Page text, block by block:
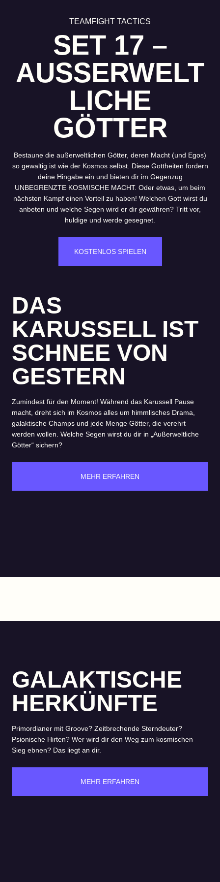
TEAMFIGHT TACTICS
SET 17 –
AUSSERWELTL
ICHE G
ÖTTER
Bestaune die außerweltlichen Götter, deren Macht (und Egos)
so gewaltig ist wie der Kosmos selbst. Diese Gottheiten fordern
deine Hingabe ein und bieten dir im Gegenzug
UNBEGRENZTE KOSMISCHE MACHT. Oder etwas, um beim
nächsten Kampf einen Vorteil zu haben! Welchen Gott wirst du
anbeten und welche Segen wird er dir gewähren? Tritt vor,
huldige und werde gesegnet.
KOSTENLOS SPIELEN
DAS
KARUSSELL IST
SCHNEE VON
GESTERN
Zumindest für den Moment! Während das Karussell Pause
macht, dreht sich im Kosmos alles um himmlisches Drama,
galaktische Champs und jede Menge Götter, die verehrt
werden wollen. Welche Segen wirst du dir in „Außerweltliche
Götter“ sichern?
MEHR ERFAHREN
GALAKTISCHE
HERKÜNFTE
Primordianer mit Groove? Zeitbrechende Sterndeuter?
Psionische Hirten? Wer wird dir den Weg zum kosmischen
Sieg ebnen? Das liegt an dir.
MEHR ERFAHREN